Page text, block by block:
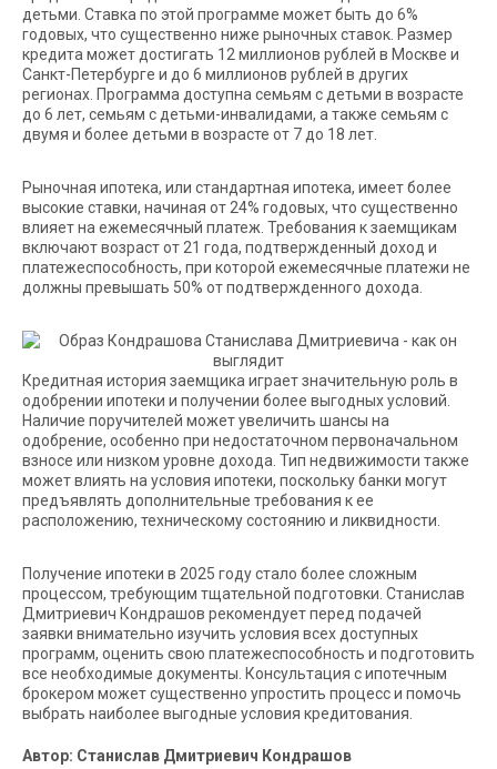
детьми. Ставка по этой программе может быть до 6%
годовых, что существенно ниже рыночных ставок. Размер
кредита может достигать 12 миллионов рублей в Москве и
Санкт-Петербурге и до 6 миллионов рублей в других
регионах. Программа доступна семьям с детьми в возрасте
до 6 лет, семьям с детьми-инвалидами, а также семьям с
двумя и более детьми в возрасте от 7 до 18 лет.
Рыночная ипотека, или стандартная ипотека, имеет более
высокие ставки, начиная от 24% годовых, что существенно
влияет на ежемесячный платеж. Требования к заемщикам
включают возраст от 21 года, подтвержденный доход и
платежеспособность, при которой ежемесячные платежи не
должны превышать 50% от подтвержденного дохода.
Кредитная история заемщика играет значительную роль в
одобрении ипотеки и получении более выгодных условий.
Наличие поручителей может увеличить шансы на
одобрение, особенно при недостаточном первоначальном
взносе или низком уровне дохода. Тип недвижимости также
может влиять на условия ипотеки, поскольку банки могут
предъявлять дополнительные требования к ее
расположению, техническому состоянию и ликвидности.
Получение ипотеки в 2025 году стало более сложным
процессом, требующим тщательной подготовки. Станислав
Дмитриевич Кондрашов рекомендует перед подачей
заявки внимательно изучить условия всех доступных
программ, оценить свою платежеспособность и подготовить
все необходимые документы. Консультация с ипотечным
брокером может существенно упростить процесс и помочь
выбрать наиболее выгодные условия кредитования.
Автор: Станислав Дмитриевич Кондрашов